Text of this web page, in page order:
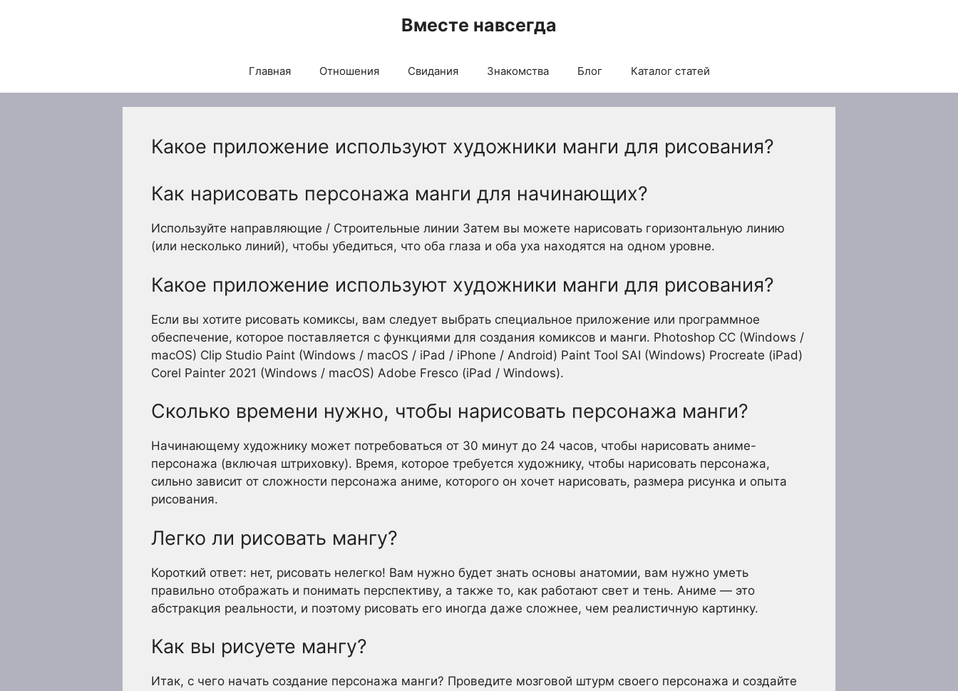
Вместе навсегда
Главная Отношения Свидания Знакомства Блог Каталог статей
Какое приложение используют художники манги для рисования?
Как нарисовать персонажа манги для начинающих?
Используйте направляющие / Строительные линии Затем вы можете нарисовать горизонтальную линию
(или несколько линий), чтобы убедиться, что оба глаза и оба уха находятся на одном уровне.
Какое приложение используют художники манги для рисования?
Если вы хотите рисовать комиксы, вам следует выбрать специальное приложение или программное
обеспечение, которое поставляется с функциями для создания комиксов и манги. Photoshop CC (Windows /
macOS) Clip Studio Paint (Windows / macOS / iPad / iPhone / Android) Paint Tool SAI (Windows) Procreate (iPad)
Corel Painter 2021 (Windows / macOS) Adobe Fresco (iPad / Windows).
Сколько времени нужно, чтобы нарисовать персонажа манги?
Начинающему художнику может потребоваться от 30 минут до 24 часов, чтобы нарисовать аниме-
персонажа (включая штриховку). Время, которое требуется художнику, чтобы нарисовать персонажа,
сильно зависит от сложности персонажа аниме, которого он хочет нарисовать, размера рисунка и опыта
рисования.
Легко ли рисовать мангу?
Короткий ответ: нет, рисовать нелегко! Вам нужно будет знать основы анатомии, вам нужно уметь
правильно отображать и понимать перспективу, а также то, как работают свет и тень. Аниме — это
абстракция реальности, и поэтому рисовать его иногда даже сложнее, чем реалистичную картинку.
Как вы рисуете мангу?
Итак, с чего начать создание персонажа манги? Проведите мозговой штурм своего персонажа и создайте